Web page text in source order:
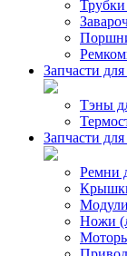
Запчасти
Тэны
Запчасти
Ремни
Ножи